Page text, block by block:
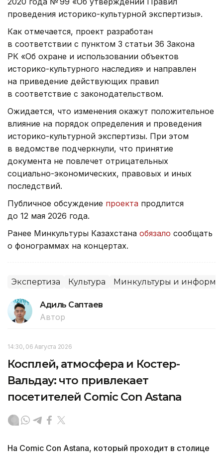
проведения историко-культурной экспертизы».
Как отмечается, проект разработан
в соответствии с пунктом 3 статьи 36 Закона
РК «Об охране и использовании объектов
историко-культурного наследия» и направлен
на приведение действующих правил
в соответствие с законодательством.
Ожидается, что изменения окажут положительное
влияние на порядок определения и проведения
историко-культурной экспертизы. При этом
в ведомстве подчеркнули, что принятие
документа не повлечет отрицательных
социально-экономических, правовых и иных
последствий.
Публичное обсуждение проекта продлится
до 12 мая 2026 года.
Ранее Минкультуры Казахстана обязало сообщать
о фонограммах на концертах.
Экспертиза Культура Минкультуры и
Адиль Саптаев
Автор
14:30, 06 Августа 2026
Косплей, атмосфера и Костер-
Вальдау: что привлекает
посетителей Comic Con Astana
На Comic Con Astana, который проходит в столице